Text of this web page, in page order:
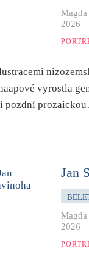
2026
vyrostla
pozdní
Jan
2026